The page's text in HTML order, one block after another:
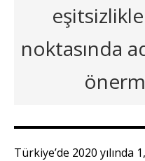
noktasında
Türkiye’de 2020